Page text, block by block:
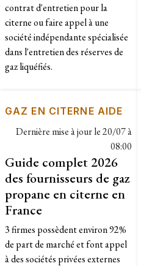
contrat d'entretien pour la
citerne ou faire appel à une
société indépendante spécialisée
dans l'entretien des réserves de
gaz liquéfiés.
GAZ EN CITERNE AIDE
Dernière mise à jour le20/07 à
08:00
Guide complet 2026
des fournisseurs de gaz
propane en citerne en
France
3 firmes possèdent environ 92%
de part de marché et font appel
à des sociétés privées externes